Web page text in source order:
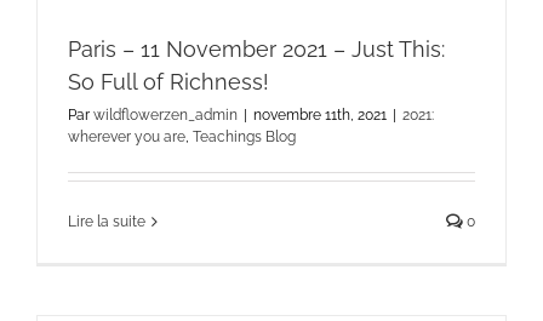
Paris – 11 November 2021 – Just This:
So Full of Richness!
Par wildflowerzen_admin | novembre 11th, 2021 | 2021:
wherever you are Teachings Blog
Lire la suite 0